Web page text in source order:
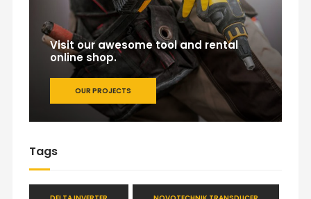
Visit our awesome tool and rental
online shop.
OUR PROJECTS
Tags